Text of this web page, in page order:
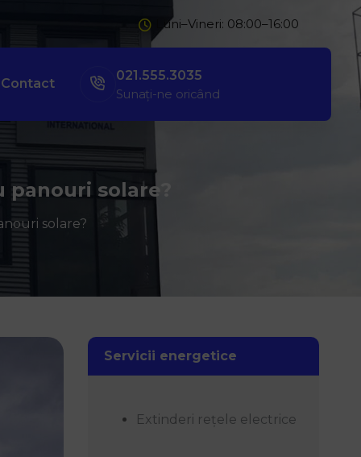
Luni–Vineri: 08:00–16:00
Contact
Sunați-ne oricând
021.555.3035
solare?
solare?
Servicii energetice
Extinderi rețele electrice